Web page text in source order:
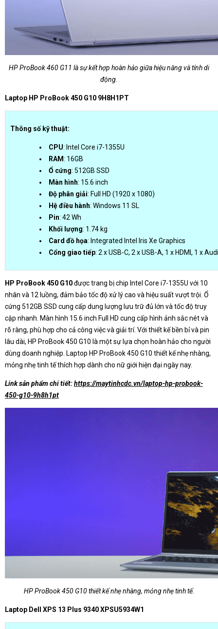
HP ProBook 460 G11 là sự kết hợp hoàn hảo giữa hiệu năng và tính di
động.
Laptop HP ProBook 450 G10 9H8H1PT
Thông số kỹ thuật:
CPU: Intel Core i7-1355U
RAM: 16GB
Ổ cứng: 512GB SSD
Màn hình: 15.6 inch
Độ phân giải: Full HD (1920 x 1080)
Hệ điều hành: Windows 11 SL
Pin: 42 Wh
Khối lượng: 1.74 kg
Card đồ họa: Integrated Intel Iris Xe Graphics
Cổng giao tiếp: 2 x USB-C, 2 x USB-A, 1 x HDMI, 1 x
HP ProBook 450 G10được trang bị chip Intel Core i7-1355U với 10
nhân và 12 luồng, đảm bảo tốc độ xử lý cao và hiệu suất vượt trội. Ổ
cứng 512GB SSD cung cấp dung lượng lưu trữ đủ lớn và tốc độ truy
cập nhanh. Màn hình 15.6 inch Full HD cung cấp hình ảnh sắc nét và
rõ ràng, phù hợp cho cả công việc và giải trí. Với thiết kế bền bỉ và pin
lâu dài, HP ProBook 450 G10 là một sự lựa chọn hoàn hảo cho người
dùng doanh nghiệp. Laptop HP ProBook 450 G10 thiết kế nhẹ nhàng,
mỏng nhẹ tinh tế thích hợp dành cho nữ giới hiện đại ngày nay.
Link sản phẩm chi tiết:https://maytinhcdc.vn/laptop-hp-probook-
450-g10-9h8h1pt
HP ProBook 450 G10 thiết kế nhẹ nhàng, mỏng nhẹ tinh tế.
Laptop Dell XPS 13 Plus 9340 XPSU5934W1